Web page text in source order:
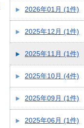
2026年01月 (1件)
2025年12月 (1件)
2025年11月 (1件)
2025年10月 (4件)
2025年09月 (1件)
2025年06月 (1件)